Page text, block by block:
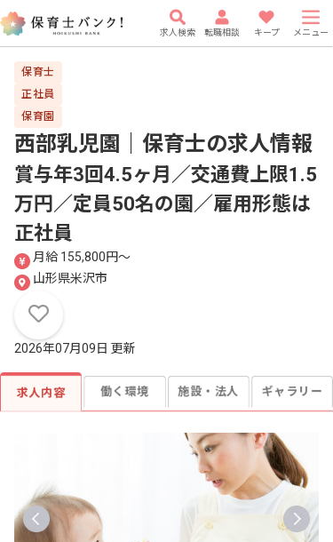
求人検索 転職相談 キープ メニュー
保育士
正社員
保育園
西部乳児園｜保育士の求人情報
賞与年3回4.5ヶ月／交通費上限1.5
万円／定員50名の園／雇用形態は
正社員
月給 155,800円〜
山形県米沢市
2026年07月09日 更新
求人内容 働く環境 施設・法人 ギャラリー